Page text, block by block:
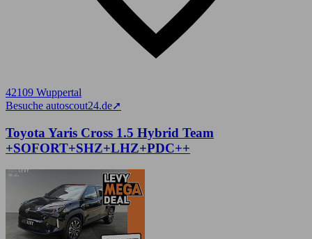
42109 Wuppertal
Besuche autoscout24.de➚
Toyota Yaris Cross 1.5 Hybrid Team
+SOFORT+SHZ+LHZ+PDC++